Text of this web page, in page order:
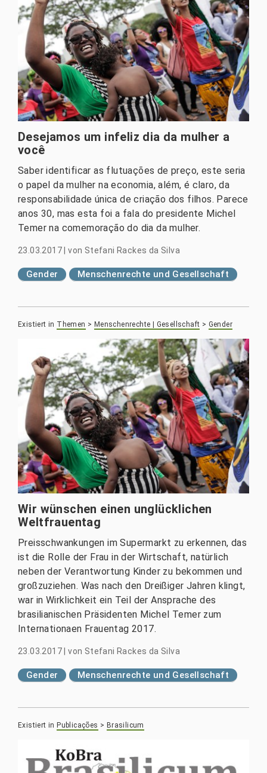
Desejamos um infeliz dia da mulher a
você
Saber identificar as flutuações de preço, este seria
o papel da mulher na economia, além, é claro, da
responsabilidade única de criação dos filhos. Parece
anos 30, mas esta foi a fala do presidente Michel
Temer na comemoração do dia da mulher.
23.03.2017 |von Stefani Rackes da Silva
Gender Menschenrechte und Gesellschaft
Existiert in Themen > Menschenrechte | Gesellschaft > Gender
Wir wünschen einen unglücklichen
Weltfrauentag
Preisschwankungen im Supermarkt zu erkennen, das
ist die Rolle der Frau in der Wirtschaft, natürlich
neben der Verantwortung Kinder zu bekommen und
großzuziehen. Was nach den Dreißiger Jahren klingt,
war in Wirklichkeit ein Teil der Ansprache des
brasilianischen Präsidenten Michel Temer zum
Internationaen Frauentag 2017.
23.03.2017 |von Stefani Rackes da Silva
Gender Menschenrechte und Gesellschaft
Existiert in Publicações > Brasilicum